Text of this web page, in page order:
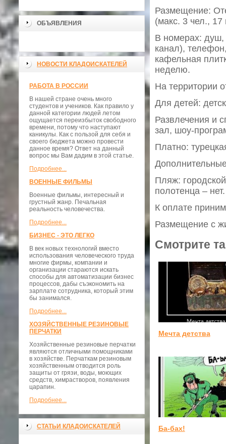
ОБЪЯВЛЕНИЯ
НОВОСТИ КЛАДОИСКАТЕЛЕЙ
РАБОТА В РОССИИ
В нашей стране очень много
студентов и учеников. Как правило у
данной категории людей летом
ощущается переизбыток свободного
времени, потому что наступают
каникулы. Как с пользой для себя и
своего бюджета можно провести
данное время? Ответ на данный
вопрос мы Вам дадим в этой статье.
Подробнее...
ВОЕННЫЕ ФИЛЬМЫ
Военные фильмы, интересный и
грустный жанр. Печальная
реальность человечества.
Подробнее...
БИЗНЕС - ЭТО ЛЕГКО
В век новых технологий вместо
использования человеческого труда
многие фирмы, компании и
организации стараются искать
способы для автоматизации бизнес
процессов, дабы съэкономить на
зарплате сотрудника, который этим
бы занимался.
Подробнее...
ХОЗЯЙСТВЕННЫЕ РЕЗИНОВЫЕ
ПЕРЧАТКИ
Хозяйственные резиновые перчатки
являются отличными помощниками
в хозяйстве. Перчаткам резиновым
хозяйственным отводится роль
защиты от грязи, воды, моющих
средств, химрастворов, появления
царапин.
Подробнее...
СТАТЬИ КЛАДОИСКАТЕЛЕЙ
Размещение:
(макс. 3 чел., 17
В номерах: душ,
канал),
кафельная
неделю.
На территории
Для детей:
Развлечения и
зал, шоу-
Платно:
Пляж:
полотенца –
К оплате
Размещение с
Смотрите
Мечта детства
Ба-бах!